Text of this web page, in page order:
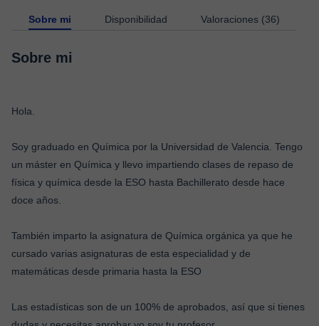
Sobre mi Disponibilidad Valoraciones (36)
Sobre mi
Hola.
Soy graduado en Química por la Universidad de Valencia. Tengo
un máster en Química y llevo impartiendo clases de repaso de
física y química desde la ESO hasta Bachillerato desde hace
doce años.
También imparto la asignatura de Química orgánica ya que he
cursado varias asignaturas de esta especialidad y de
matemáticas desde primaria hasta la ESO
Las estadísticas son de un 100% de aprobados, así que si tienes